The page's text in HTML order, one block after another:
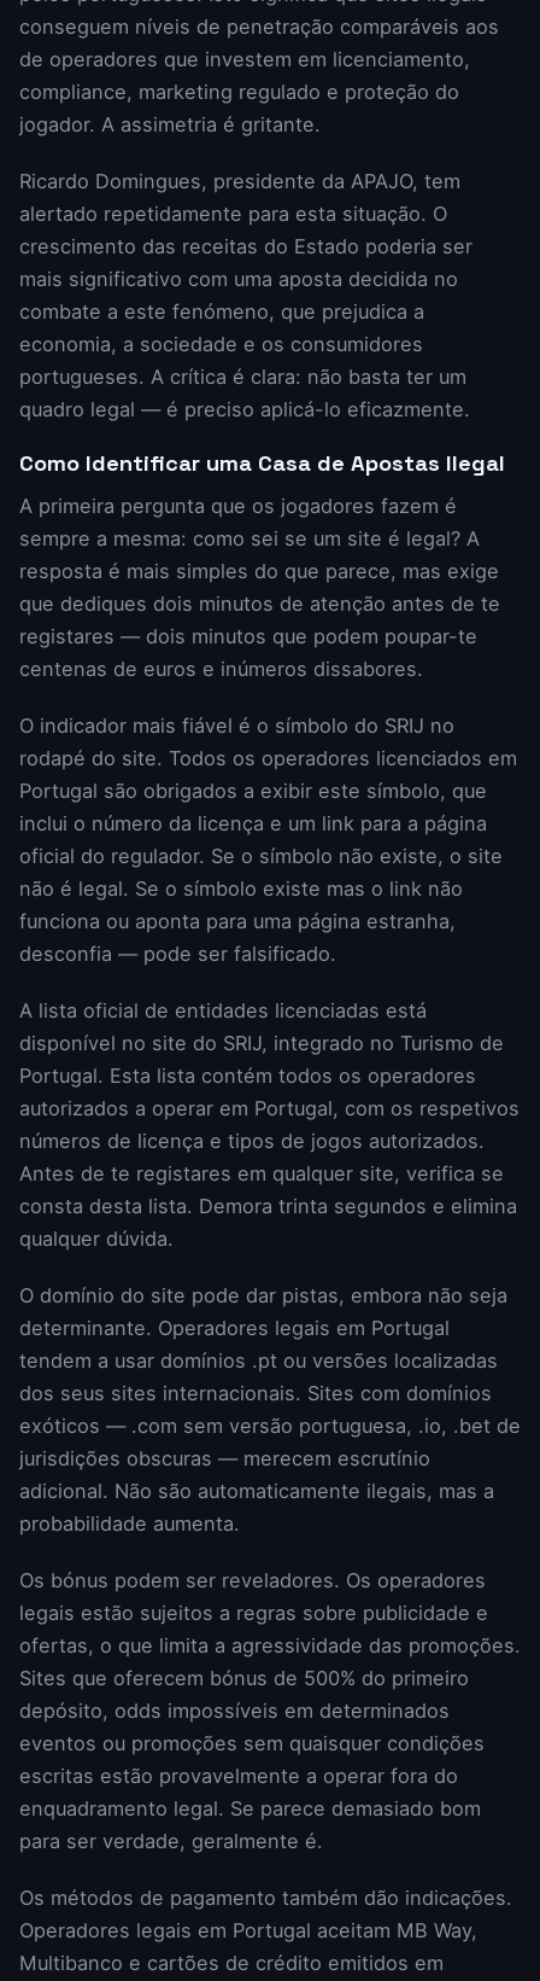
conseguem níveis de penetração comparáveis aos
de operadores que investem em licenciamento,
compliance, marketing regulado e proteção do
jogador. A assimetria é gritante.
Ricardo Domingues, presidente da APAJO, tem
alertado repetidamente para esta situação. O
crescimento das receitas do Estado poderia ser
mais significativo com uma aposta decidida no
combate a este fenómeno, que prejudica a
economia, a sociedade e os consumidores
portugueses. A crítica é clara: não basta ter um
quadro legal — é preciso aplicá-lo eficazmente.
Como Identificar uma Casa de Apostas Ilegal
A primeira pergunta que os jogadores fazem é
sempre a mesma: como sei se um site é legal? A
resposta é mais simples do que parece, mas exige
que dediques dois minutos de atenção antes de te
registares — dois minutos que podem poupar-te
centenas de euros e inúmeros dissabores.
O indicador mais fiável é o símbolo do SRIJ no
rodapé do site. Todos os operadores licenciados em
Portugal são obrigados a exibir este símbolo, que
inclui o número da licença e um link para a página
oficial do regulador. Se o símbolo não existe, o site
não é legal. Se o símbolo existe mas o link não
funciona ou aponta para uma página estranha,
desconfia — pode ser falsificado.
A lista oficial de entidades licenciadas está
disponível no site do SRIJ, integrado no Turismo de
Portugal. Esta lista contém todos os operadores
autorizados a operar em Portugal, com os respetivos
números de licença e tipos de jogos autorizados.
Antes de te registares em qualquer site, verifica se
consta desta lista. Demora trinta segundos e elimina
qualquer dúvida.
O domínio do site pode dar pistas, embora não seja
determinante. Operadores legais em Portugal
tendem a usar domínios .pt ou versões localizadas
dos seus sites internacionais. Sites com domínios
exóticos — .com sem versão portuguesa, .io, .bet de
jurisdições obscuras — merecem escrutínio
adicional. Não são automaticamente ilegais, mas a
probabilidade aumenta.
Os bónus podem ser reveladores. Os operadores
legais estão sujeitos a regras sobre publicidade e
ofertas, o que limita a agressividade das promoções.
Sites que oferecem bónus de 500% do primeiro
depósito, odds impossíveis em determinados
eventos ou promoções sem quaisquer condições
escritas estão provavelmente a operar fora do
enquadramento legal. Se parece demasiado bom
para ser verdade, geralmente é.
Os métodos de pagamento também dão indicações.
Operadores legais em Portugal aceitam MB Way,
Multibanco e cartões de crédito emitidos em